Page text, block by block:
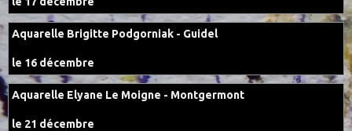
Aquarelle Brigitte Podgorniak - Guidel
le 16 décembre
Aquarelle Elyane Le Moigne - Montgermont
le 21 décembre